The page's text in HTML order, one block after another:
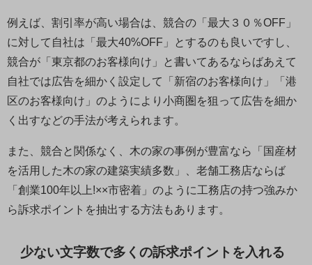
例えば、割引率が高い場合は、競合の「最大３０％OFF」
に対して自社は「最大40%OFF」とするのも良いですし、
競合が「東京都のお客様向け」と書いてあるならばあえて
自社では広告を細かく設定して「新宿のお客様向け」「港
区のお客様向け」のようにより小商圏を狙って広告を細か
く出すなどの手法が考えられます。
また、競合と関係なく、木の家の事例が豊富なら「国産材
を活用した木の家の建築実績多数」、老舗工務店ならば
「創業100年以上!××市密着」のように工務店の持つ強みか
ら訴求ポイントを抽出する方法もあります。
少ない文字数で多くの訴求ポイントを入れる